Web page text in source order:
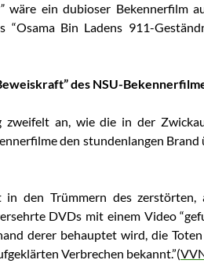
wäre ein dubioser Bekennerfilm
“Osama Bin Ladens 911-
des NSU-
zweifelt an, wie die in der
den stundenlangen Brand
den Trümmern des zerstörten,
DVDs mit einem Video
derer behauptet wird, die
Verbrechen bekannt.”(